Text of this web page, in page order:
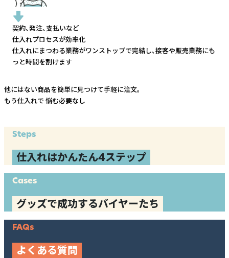
契約、発注、支払いなど
仕入れプロセスが効率化
仕入れにまつわる業務がワンストップで完結し、接客や販売業務にも
っと時間を割けます
他にはない商品を簡単に見つけて手軽に注文。
もう仕入れで 悩む必要なし
Steps
仕入れはかんたん4ステップ
Cases
グッズで成功するバイヤーたち
FAQs
よくある質問